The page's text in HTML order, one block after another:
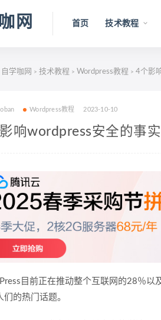
网 首页 技术教程
自学咖网 > 技术教程 > Wordpress教程 > 4个影
Wordpress教程 2023-10-10
响wordpress安全的事实
目前正在推动整个互联网的28％以
们的热门话题。